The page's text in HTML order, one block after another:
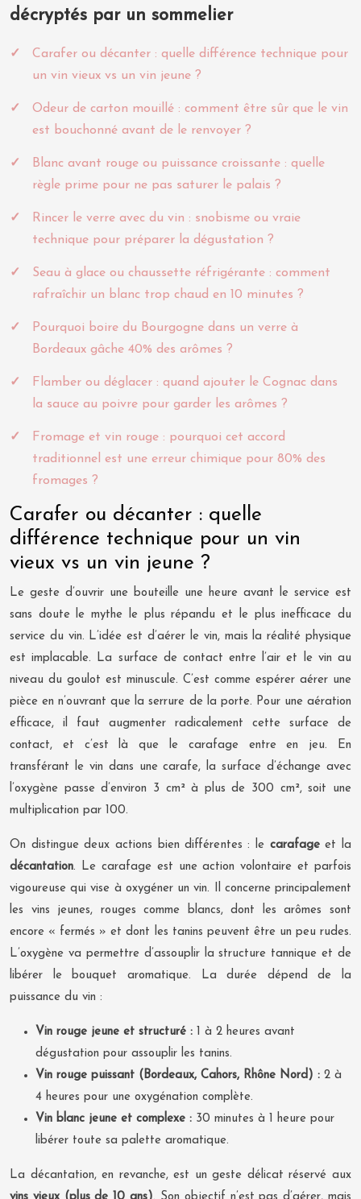
décryptés par un sommelier
Carafer ou décanter : quelle différence technique pour
un vin vieux vs un vin jeune ?
Odeur de carton mouillé : comment être sûr que le vin
est bouchonné avant de le renvoyer ?
Blanc avant rouge ou puissance croissante : quelle
règle prime pour ne pas saturer le palais ?
Rincer le verre avec du vin : snobisme ou vraie
technique pour préparer la dégustation ?
Seau à glace ou chaussette réfrigérante : comment
rafraîchir un blanc trop chaud en 10 minutes ?
Pourquoi boire du Bourgogne dans un verre à
Bordeaux gâche 40% des arômes ?
Flamber ou déglacer : quand ajouter le Cognac dans
la sauce au poivre pour garder les arômes ?
Fromage et vin rouge : pourquoi cet accord
traditionnel est une erreur chimique pour 80% des
fromages ?
Carafer ou décanter : quelle
différence technique pour un vin
vieux vs un vin jeune ?
Le geste d’ouvrir une bouteille une heure avant le service est
sans doute le mythe le plus répandu et le plus inefficace du
service du vin. L’idée est d’aérer le vin, mais la réalité physique
est implacable. La surface de contact entre l’air et le vin au
niveau du goulot est minuscule. C’est comme espérer aérer une
pièce en n’ouvrant que la serrure de la porte. Pour une aération
efficace, il faut augmenter radicalement cette surface de
contact, et c’est là que le carafage entre en jeu. En
transférant le vin dans une carafe, la surface d’échange avec
l’oxygène passe d’environ 3 cm² à plus de 300 cm², soit une
multiplication par 100.
On distingue deux actions bien différentes : le carafageet la
décantation. Le carafage est une action volontaire et parfois
vigoureuse qui vise à oxygéner un vin. Il concerne principalement
les vins jeunes, rouges comme blancs, dont les arômes sont
encore « fermés » et dont les tanins peuvent être un peu rudes.
L’oxygène va permettre d’assouplir la structure tannique et de
libérer le bouquet aromatique. La durée dépend de la
puissance du vin :
Vin rouge jeune et structuré : 1 à 2 heures avant
dégustation pour assouplir les tanins.
Vin rouge puissant (Bordeaux, Cahors, Rhône Nord) : 2 à
4 heures pour une oxygénation complète.
Vin blanc jeune et complexe : 30 minutes à 1 heure pour
libérer toute sa palette aromatique.
La décantation, en revanche, est un geste délicat réservé aux